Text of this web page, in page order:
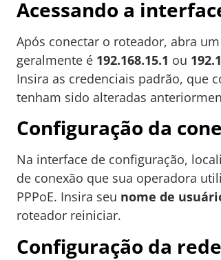
Acessando a
Após conectar o roteador, abra
geralmente é 192.168.15.1 ou
Insira as credenciais padrão, que
tenham sido alteradas
Configuração da
Na interface de configuração,
de conexão que sua operadora
PPPoE. Insira seu nome de
roteador reiniciar.
Configuração da